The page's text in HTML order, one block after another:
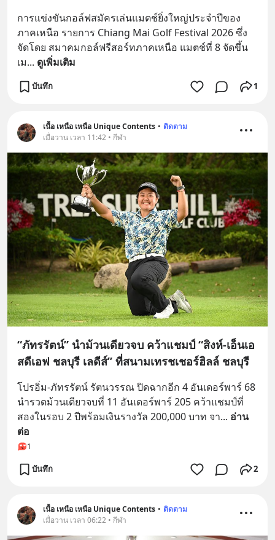
การแข่งขันกอล์ฟสมัครเล่นแมตช์ยิ่งใหญ่ประจำปีของ
ภาคเหนือ รายการ Chiang Mai Golf Festival 2026 ซึ่ง
จัดโดย สมาคมกอล์ฟรีสอร์ทภาคเหนือ แมตช์ที่ 8 จัดขึ้น
เม... ดูเพิ่มเติม
บันทึก 1
เนื้อ เหนือ เหนือ Unique Contents • ติดตาม
เมื่อวาน เวลา 11:42 • กีฬา
“ภัทรรัตน์” นำม้วนเดียวจบ คว้าแชมป์ “สิงห์-เอ็นเอ
สดีเอฟ ชลบุรี เลดีส์” ที่สนามเทรชเชอร์ฮิลล์ ชลบุรี
โปรอิ่ม-ภัทรรัตน์ รัตนวรรณ ปิดฉากอีก 4 อันเดอร์พาร์ 68
นำรวดม้วนเดียวจบที่ 11 อันเดอร์พาร์ 205 คว้าแชมป์ที่
สองในรอบ 2 ปีพร้อมเงินรางวัล 200,000 บาท จา... อ่าน
ต่อ
1
บันทึก 2
เนื้อ เหนือ เหนือ Unique Contents • ติดตาม
เมื่อวาน เวลา 06:22 • กีฬา